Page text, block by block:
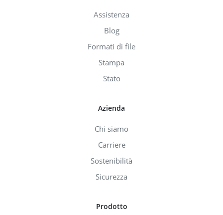
Assistenza
Blog
Formati di file
Stampa
Stato
Azienda
Chi siamo
Carriere
Sostenibilità
Sicurezza
Prodotto